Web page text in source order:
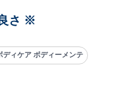
さ ※
ディケア ボディーメンテ